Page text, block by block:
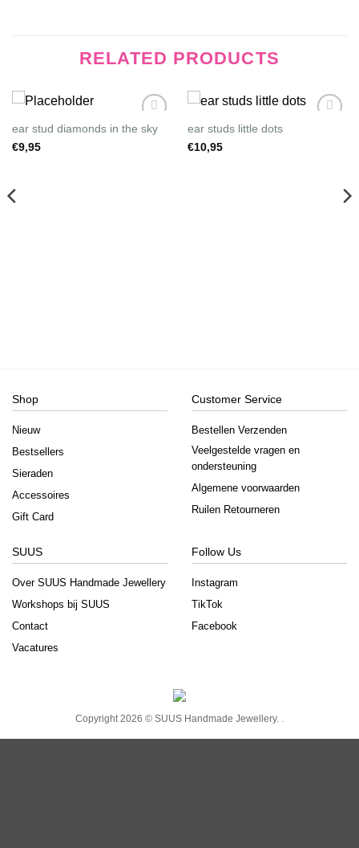
RELATED PRODUCTS
Wishlist
ear stud diamonds in the sky
€9,95
ear studs little dots
€10,95
Shop
Nieuw
Bestsellers
Sieraden
Accessoires
Gift Card
Customer Service
Bestellen Verzenden
Veelgestelde vragen en
ondersteuning
Algemene voorwaarden
Ruilen Retourneren
SUUS
Over SUUS Handmade Jewellery
Workshops bij SUUS
Contact
Vacatures
Follow Us
Instagram
TikTok
Facebook
Copyright 2026 © SUUS Handmade Jewellery. .